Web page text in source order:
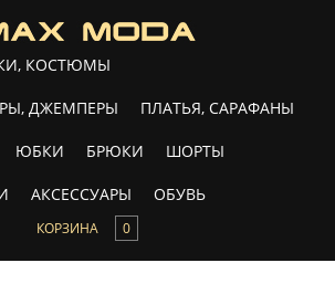
КОСТЮМЫ
ДЖЕМПЕРЫ ПЛАТЬЯ, САРАФАНЫ
ЮБКИ БРЮКИ ШОРТЫ
АКСЕССУАРЫ ОБУВЬ
КОРЗИНА 0